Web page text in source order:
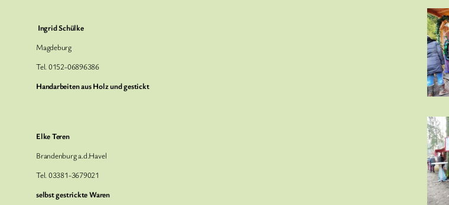
Ingrid Schülke
Magdeburg
Tel. 0152-06896386
Handarbeiten aus Holz und gestickt
Elke Teren
Brandenburg a.d.Havel
Tel. 03381-3679021
selbst gestrickte Waren